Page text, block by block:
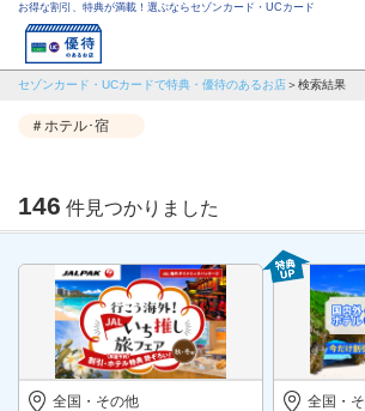
お得な割引、特典が満載！選ぶならセゾンカード・UCカード
セゾンカード・UCカードで特典・優待のあるお店 検索結果
＃ホテル･宿
146 件見つかりました
全国・その他 全国・